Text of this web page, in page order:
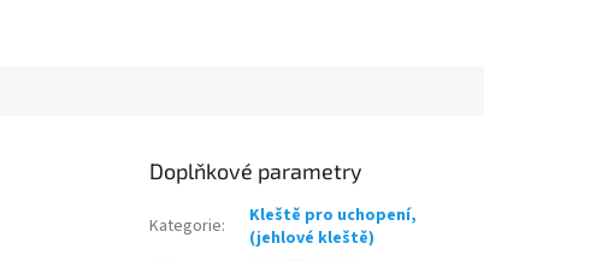
Doplňkové parametry
Kategorie:
Kleště pro uchopení,
(jehlové kleště)